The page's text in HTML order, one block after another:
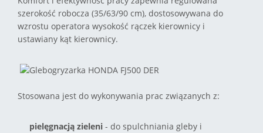
szerokość robocza (35/63/90 cm), dostosowywana do
wzrostu operatora wysokość rączek kierownicy i
ustawiany kąt kierownicy.
Stosowana jest do wykonywania prac związanych z:
pielęgnacją zieleni - do spulchniania gleby i